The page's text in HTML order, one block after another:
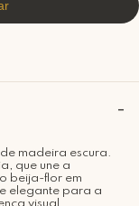
madeira escura.
que une a
beija-flor em
elegante para a